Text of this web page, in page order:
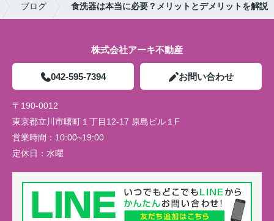
ブログ 食洗器は本当に必要？メリットとデメリットを解説
株式会社アーキ不動産
042-595-7394 お問い合わせ
〒190-0012
東京都立川市曙町１丁目12-17 原島ビル１F
営業時間： 10:00~19:00
定休日： 水曜